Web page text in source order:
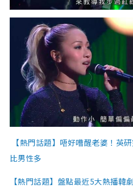
【熱門話題】唔好嘈醒老婆！英
比男性多
【熱門話題】盤點最近5大熱播韓